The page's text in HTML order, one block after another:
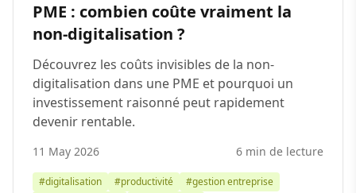
PME : combien coûte vraiment la
non-digitalisation ?
Découvrez les coûts invisibles de la non-
digitalisation dans une PME et pourquoi un
investissement raisonné peut rapidement
devenir rentable.
11 May 2026 6 min de lecture
#digitalisation #productivité
#gestion entreprise